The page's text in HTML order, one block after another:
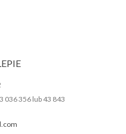
036 356 lub 43 843